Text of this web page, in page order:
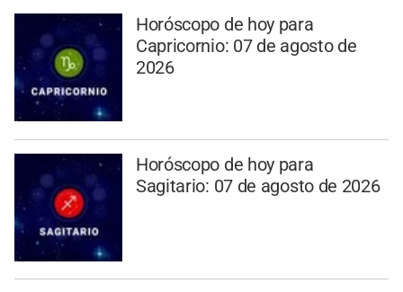
Horóscopo de hoy para
Capricornio: 07 de agosto de
2026
Horóscopo de hoy para
Sagitario: 07 de agosto de 2026